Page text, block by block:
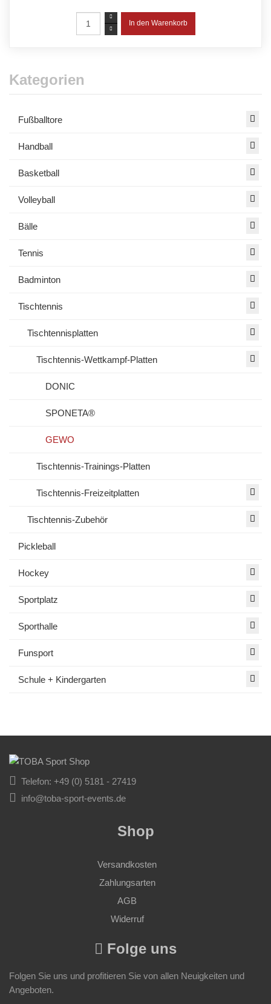
Kategorien
Fußballtore
Handball
Basketball
Volleyball
Bälle
Tennis
Badminton
Tischtennis
Tischtennisplatten
Tischtennis-Wettkampf-Platten
DONIC
SPONETA®
GEWO
Tischtennis-Trainings-Platten
Tischtennis-Freizeitplatten
Tischtennis-Zubehör
Pickleball
Hockey
Sportplatz
Sporthalle
Funsport
Schule + Kindergarten
Telefon: +49 (0) 5181 - 27419
info@toba-sport-events.de
Shop
Versandkosten
Zahlungsarten
AGB
Widerruf
Folge uns
Folgen Sie uns und profitieren Sie von allen Neuigkeiten und
Angeboten.